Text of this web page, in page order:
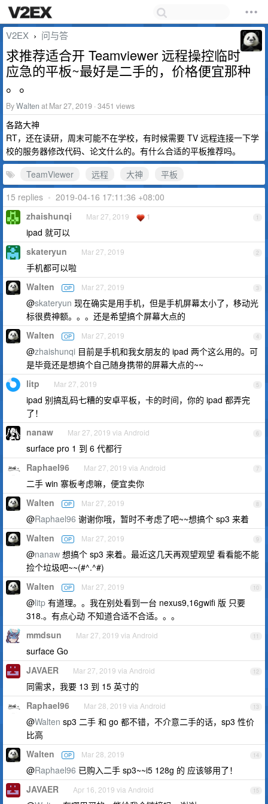
V2EX › 问与答
求推荐适合开 Teamviewer 远程操控临时
应急的平板~最好是二手的，价格便宜那种
。。
ByWalten at Mar 27, 2019 · 3451 views
各路大神
RT，还在读研，周末可能不在学校，有时候需要 TV 远程连接一下学
校的服务器修改代码、论文什么的。有什么合适的平板推荐吗。
TeamViewer
远程 大神
平板
15 replies • 2019-04-16 17:11:36 +08:00
1
zhaishunqi Mar 27, 2019 1
ipad 就可以
2
skateryun Mar 27, 2019
手机都可以啦
3
Walten OP Mar 27, 2019
@skateryun 现在确实是用手机，但是手机屏幕太小了，移动光
标很费神额。。。还是希望搞个屏幕大点的
4
Walten OP Mar 27, 2019
@zhaishunqi 目前是手机和我女朋友的 ipad 两个这么用的。可
是毕竟还是想搞个自己随身携带的屏幕大点的~~
5
litp Mar 27, 2019
ipad 别搞乱码七糟的安卓平板，卡的时间，你的 ipad 都弄完
了！
6
nanaw Mar 27, 2019 via Android
surface pro 1 到 6 代都行
7
Raphael96 Mar 27, 2019 via Android
二手 win 寨板考虑嘛，便宜卖你
8
Walten OP Mar 27, 2019
@Raphael96 谢谢你哦，暂时不考虑了吧~~想搞个 sp3 来着
9
Walten OP Mar 27, 2019
@nanaw 想搞个 sp3 来着。最近这几天再观望观望 看看能不能
捡个垃圾吧~~(#^.^#)
10
Walten OP Mar 27, 2019
@litp 有道理。。我在别处看到一台 nexus9,16gwifi 版 只要
318.。有点心动 不知道合适不合适。。。
11
mmdsun Mar 27, 2019 via Android
surface Go
12
JAVAER Mar 27, 2019 via Android
同需求，我要 13 到 15 英寸的
13
Raphael96 Mar 28, 2019 via Android
@Walten sp3 二手 和 go 都不错，不介意二手的话，sp3 性价
比高
14
Walten OP Mar 28, 2019
@Raphael96 已购入二手 sp3~~i5 128g 的 应该够用了！
15
JAVAER Apr 16, 2019 via Android